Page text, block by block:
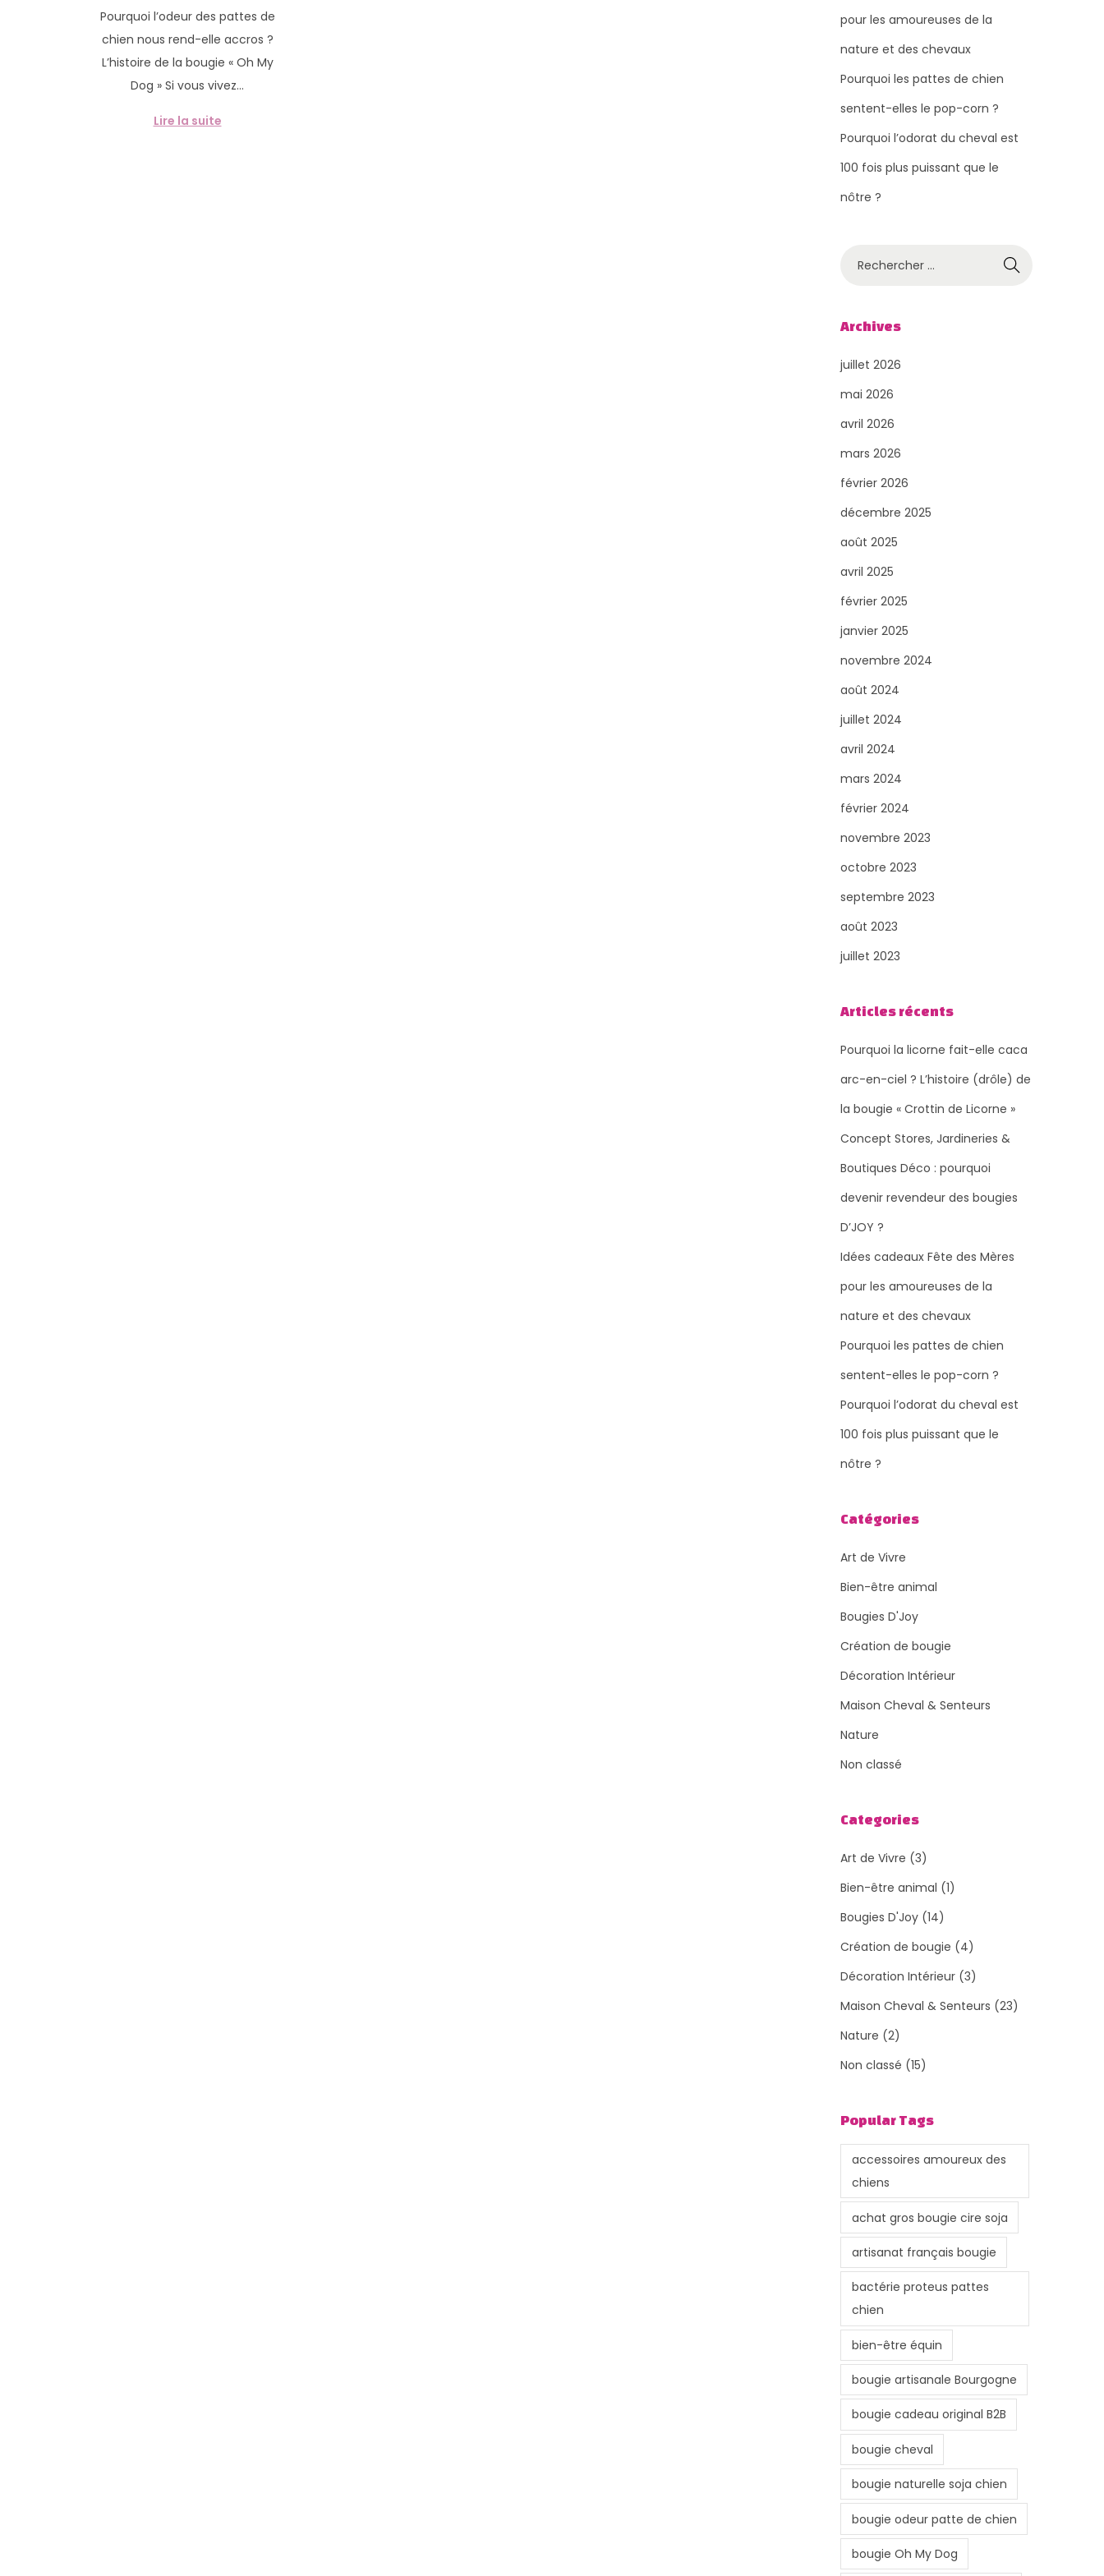
b
l
i
m
a
r
s
2
Pourquoi l’odeur des pattes de
chien nous rend-elle accros ?
L’histoire de la bougie « Oh My
Dog » Si vous vivez…
Lire la suite
pour les amoureuses de la
nature et des chevaux
Pourquoi les pattes de chien
sentent-elles le pop-corn ?
Pourquoi l’odorat du cheval est
100 fois plus puissant que le
nôtre ?
h
r
c
r
p
o
:
Archives
juillet 2026
mai 2026
avril 2026
mars 2026
février 2026
décembre 2025
août 2025
avril 2025
février 2025
janvier 2025
novembre 2024
août 2024
juillet 2024
avril 2024
mars 2024
février 2024
novembre 2023
octobre 2023
septembre 2023
août 2023
juillet 2023
Articles récents
Pourquoi la licorne fait-elle caca
arc-en-ciel ? L’histoire (drôle) de
la bougie « Crottin de Licorne »
Concept Stores, Jardineries &
Boutiques Déco : pourquoi
devenir revendeur des bougies
D’JOY ?
Idées cadeaux Fête des Mères
pour les amoureuses de la
nature et des chevaux
Pourquoi les pattes de chien
sentent-elles le pop-corn ?
Pourquoi l’odorat du cheval est
100 fois plus puissant que le
nôtre ?
Catégories
Art de Vivre
Bien-être animal
Bougies D'Joy
Création de bougie
Décoration Intérieur
Maison Cheval & Senteurs
Nature
Non classé
Categories
Art de Vivre (3)
Bien-être animal (1)
Bougies D'Joy (14)
Création de bougie (4)
Décoration Intérieur (3)
Maison Cheval & Senteurs (23)
Nature (2)
Non classé (15)
Popular Tags
accessoires amoureux des
chiens
achat gros bougie cire soja
artisanat français bougie
bactérie proteus pattes
chien
bien-être équin
bougie artisanale Bourgogne
bougie cadeau original B2B
bougie cheval
bougie naturelle soja chien
bougie odeur patte de chien
bougie Oh My Dog